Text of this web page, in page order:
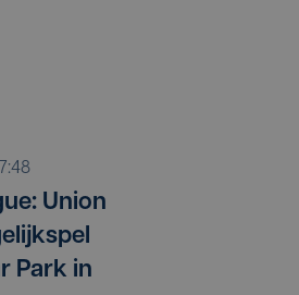
Union
Park in